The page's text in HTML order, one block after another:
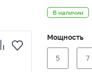
В наличии
Мощность
5 7